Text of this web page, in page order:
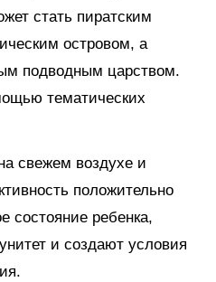
стать пиратским
островом, а
подводным царством.
тематических
свежем воздухе и
положительно
состояние ребенка,
и создают условия